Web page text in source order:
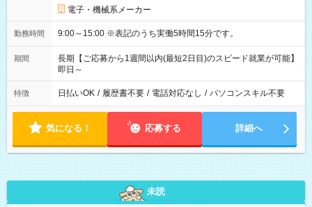
電子・機械系メーカー
勤務時間 9:00～15:00 ※表記のうち実働5時間15分です。
期間
長期【ご応募から1週間以内(最短2日目)のスピード就業が可能】
即日～
特徴 日払いOK / 履歴書不要 / 電話対応なし / パソコンスキル不要
気になる！ 応募する 詳細へ
未読